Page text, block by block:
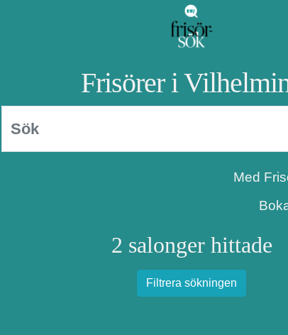
Frisörer i
Med
2 salonger hittade
Filtrera sökningen